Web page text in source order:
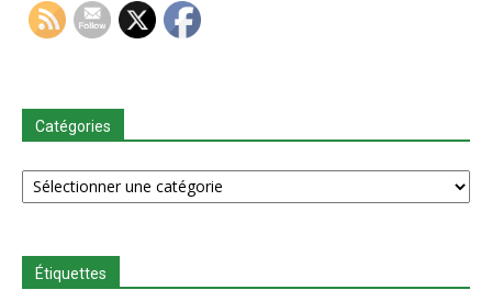
Catégories
Catégories
Étiquettes